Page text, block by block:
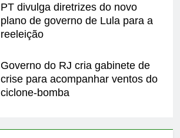
PT divulga diretrizes do novo
plano de governo de Lula para a
reeleição
Governo do RJ cria gabinete de
crise para acompanhar ventos do
ciclone-bomba